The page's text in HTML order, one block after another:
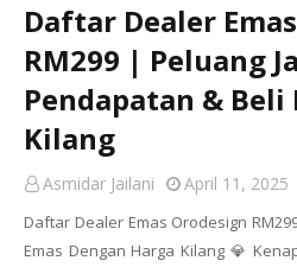
Daftar Dealer
RM299 | Peluang
Pendapatan & Beli
Kilang
Asmidar Jailani April 11, 2025
Daftar Dealer Emas Orodesign
Emas Dengan Harga Kilang 💎